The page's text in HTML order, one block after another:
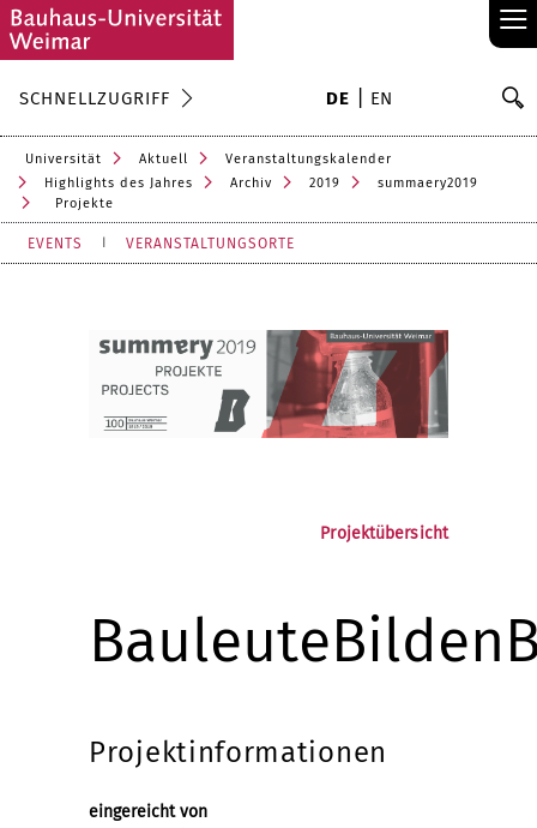
≡
SCHNELLZUGRIFF DE EN
Universität Aktuell
Veranstaltungskalender
Highlights des Jahres
Archiv 2019
summaery2019
Projekte
EVENTS VERANSTALTUNGSORTE
Projektübersicht
Projektinformationen
eingereicht von